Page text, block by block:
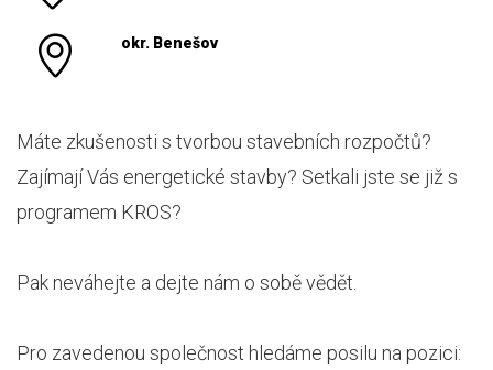
okr. Benešov
Máte zkušenosti s tvorbou stavebních rozpočtů?
Zajímají Vás energetické stavby? Setkali jste se již s
programem KROS?
Pak neváhejte a dejte nám o sobě vědět.
Pro zavedenou společnost hledáme posilu na pozici: